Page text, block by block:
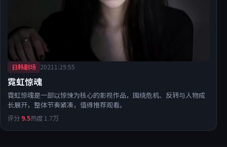
日韩剧场 20211:29:55
霓虹惊魂
霓虹惊魂是一部以惊悚为核心的影视作品，围绕危机、反转与人物成
长展开，整体节奏紧凑，值得推荐观看。
评分 9.5热度 1.7万